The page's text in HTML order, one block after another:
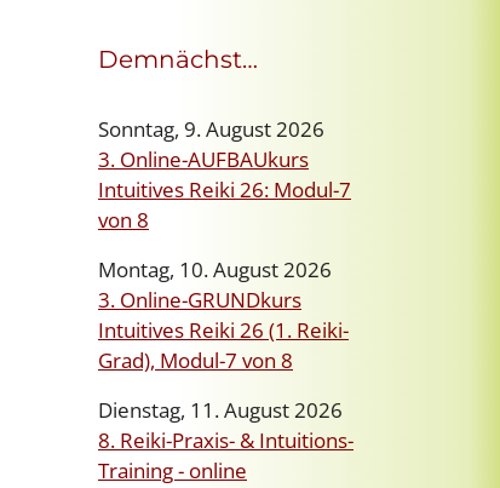
Demnächst…
Sonntag, 9. August 2026
3. Online-AUFBAUkurs
Intuitives Reiki 26: Modul-7
von 8
Montag, 10. August 2026
3. Online-GRUNDkurs
Intuitives Reiki 26 (1. Reiki-
Grad), Modul-7 von 8
Dienstag, 11. August 2026
8. Reiki-Praxis- & Intuitions-
Training - online